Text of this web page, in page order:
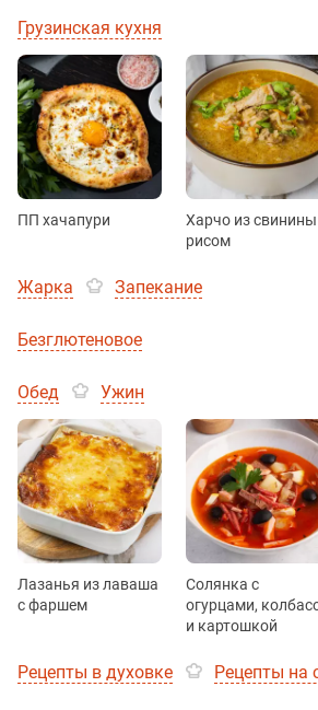
Грузинская кухня
ПП хачапури
Харчо из свинины
рисом
Жарка Запекание
Безглютеновое
Обед Ужин
Лазанья из лаваша
с фаршем
Солянка с
огурцами,
и картошкой
Рецепты в духовке Рецепты на